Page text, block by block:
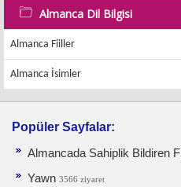
Almanca Dil Bilgisi
Almanca Fiiller
Almanca İsimler
Popüler Sayfalar:
Almancada Sahiplik Bildiren
Yawn 3566 ziyaret